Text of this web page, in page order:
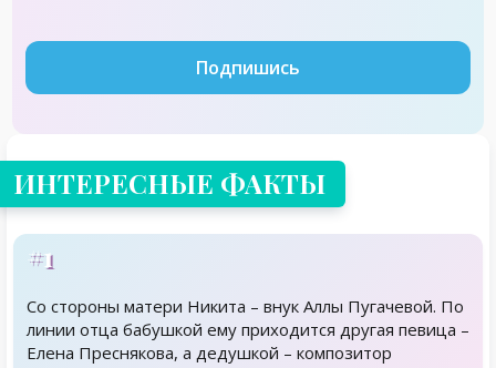
Подпишись
ИНТЕРЕСНЫЕ ФАКТЫ
#1
Со стороны матери Никита – внук Аллы Пугачевой. По
линии отца бабушкой ему приходится другая певица –
Елена Преснякова, а дедушкой – композитор